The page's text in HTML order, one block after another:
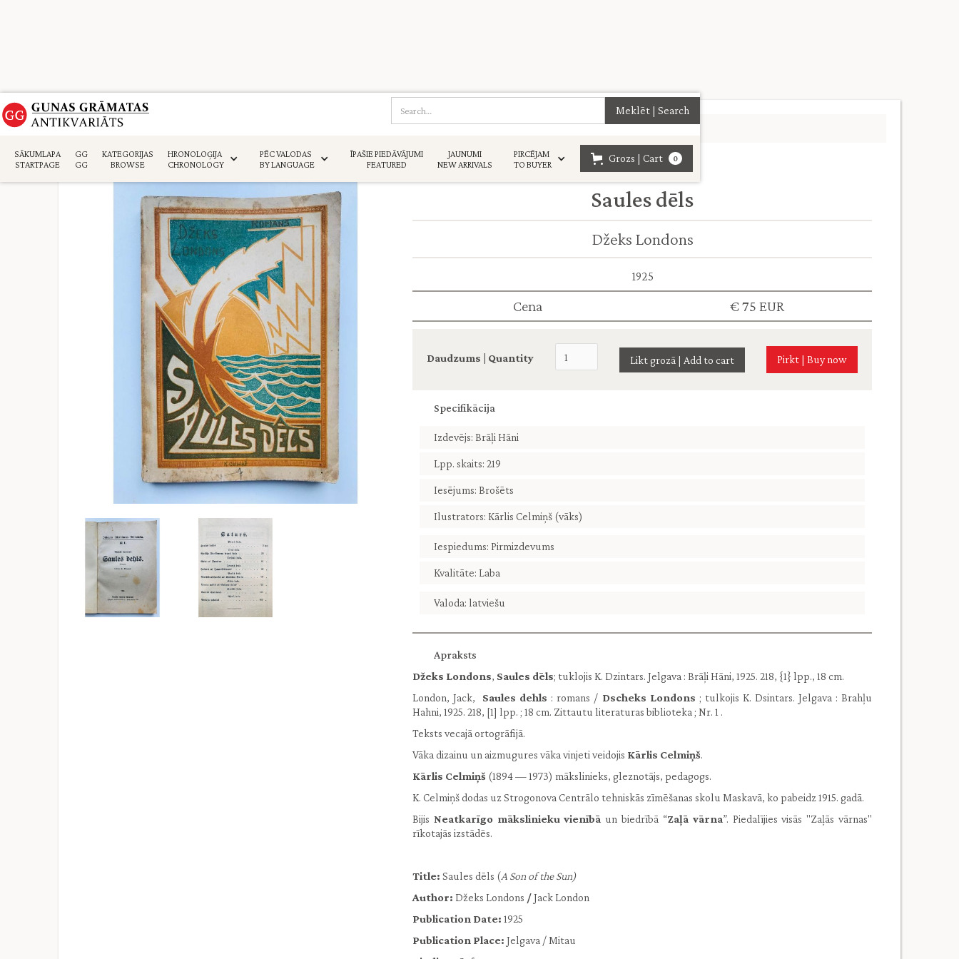
SĀKUMLAPA
STARTPAGE
GG
GG
KATEGORIJAS
BROWSE
HRONOLOĢIJA
CHRONOLOGY
PĒC VALODAS
BY LANGUAGE
ĪPAŠIE PIEDĀVĀJUMI
FEATURED
JAUNUMI
NEW ARRIVALS
PIRCĒJAM
TO BUYER
Grozs | Cart 0
Sākumlapa
Saules dēls
Džeks Londons
1925
Cena € 75 EUR
Daudzums | Quantity Pirkt | Buy now
Specifikācija
Izdevējs: Brāļi Hāni
Lpp. skaits: 219
Iesējums: Brošēts
Ilustrators: Kārlis Celmiņš (vāks)
Iespiedums: Pirmizdevums
Kvalitāte: Laba
Valoda: latviešu
Apraksts
Džeks Londons, Saules dēls; tuklojis K. Dzintars. Jelgava : Brāļi Hāni, 1925. 218, {1} lpp., 18 cm.
London, Jack, Saules dehls : romans / Dscheks Londons ; tulkojis K. Dsintars. Jelgava : Brahļu
Hahni, 1925. 218, [1] lpp. ; 18 cm. Zittautu literaturas biblioteka ; Nr. 1 .
Teksts vecajā ortogrāfijā.
Vāka dizainu un aizmugures vāka vinjeti veidojis Kārlis Celmiņš.
Kārlis Celmiņš (1894 — 1973) mākslinieks, gleznotājs, pedagogs.
K. Celmiņš dodas uz Strogonova Centrālo tehniskās zīmēšanas skolu Maskavā, ko pabeidz 1915. gadā.
Bijis Neatkarīgo mākslinieku vienībā un biedrībā “Zaļā vārna”. Piedalījies visās ''Zaļās vārnas''
rīkotajās izstādēs.
Title: Saules dēls (A Son of the Sun)
Author: Džeks Londons /Jack London
Publication Date: 1925
Publication Place: Jelgava / Mitau